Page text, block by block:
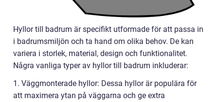
Hyllor till badrum är specifikt utformade för att passa in
i badrumsmiljön och ta hand om olika behov. De kan
variera i storlek, material, design och funktionalitet.
Några vanliga typer av hyllor till badrum inkluderar:
1. Väggmonterade hyllor: Dessa hyllor är populära för
att maximera ytan på väggarna och ge extra